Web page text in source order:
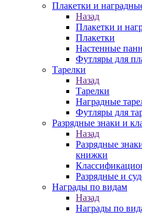
Плакетки и
Назад
Плакетки и
Плакетки
Настенные
Футляры для
Тарелки
Назад
Тарелки
Наградные
Футляры для
Разрядные знаки и
Назад
Разрядные
книжки
Разрядные и
Награды по видам
Назад
Награды по